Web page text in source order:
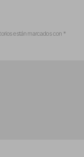
están marcados con *